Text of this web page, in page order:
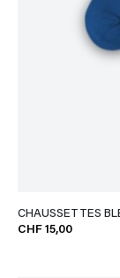
CHAUSSETTES
CHF 15,00